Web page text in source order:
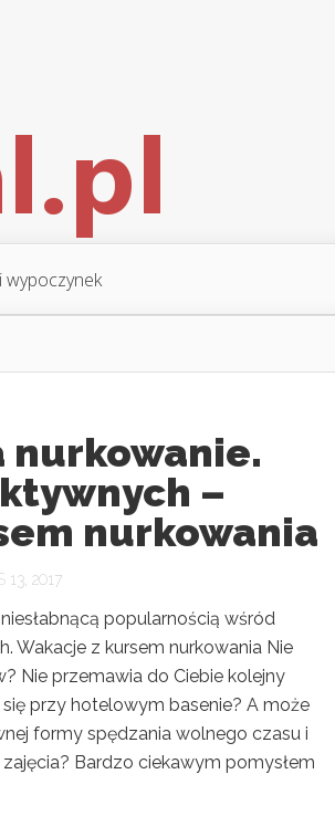
wypoczynek
nurkowanie.
–
nurkowania
13, 2017
popularnością wśród
Wakacje z kursem nurkowania Nie
Nie przemawia do Ciebie kolejny
przy hotelowym basenie? A może
formy spędzania wolnego czasu i
Bardzo ciekawym pomysłem